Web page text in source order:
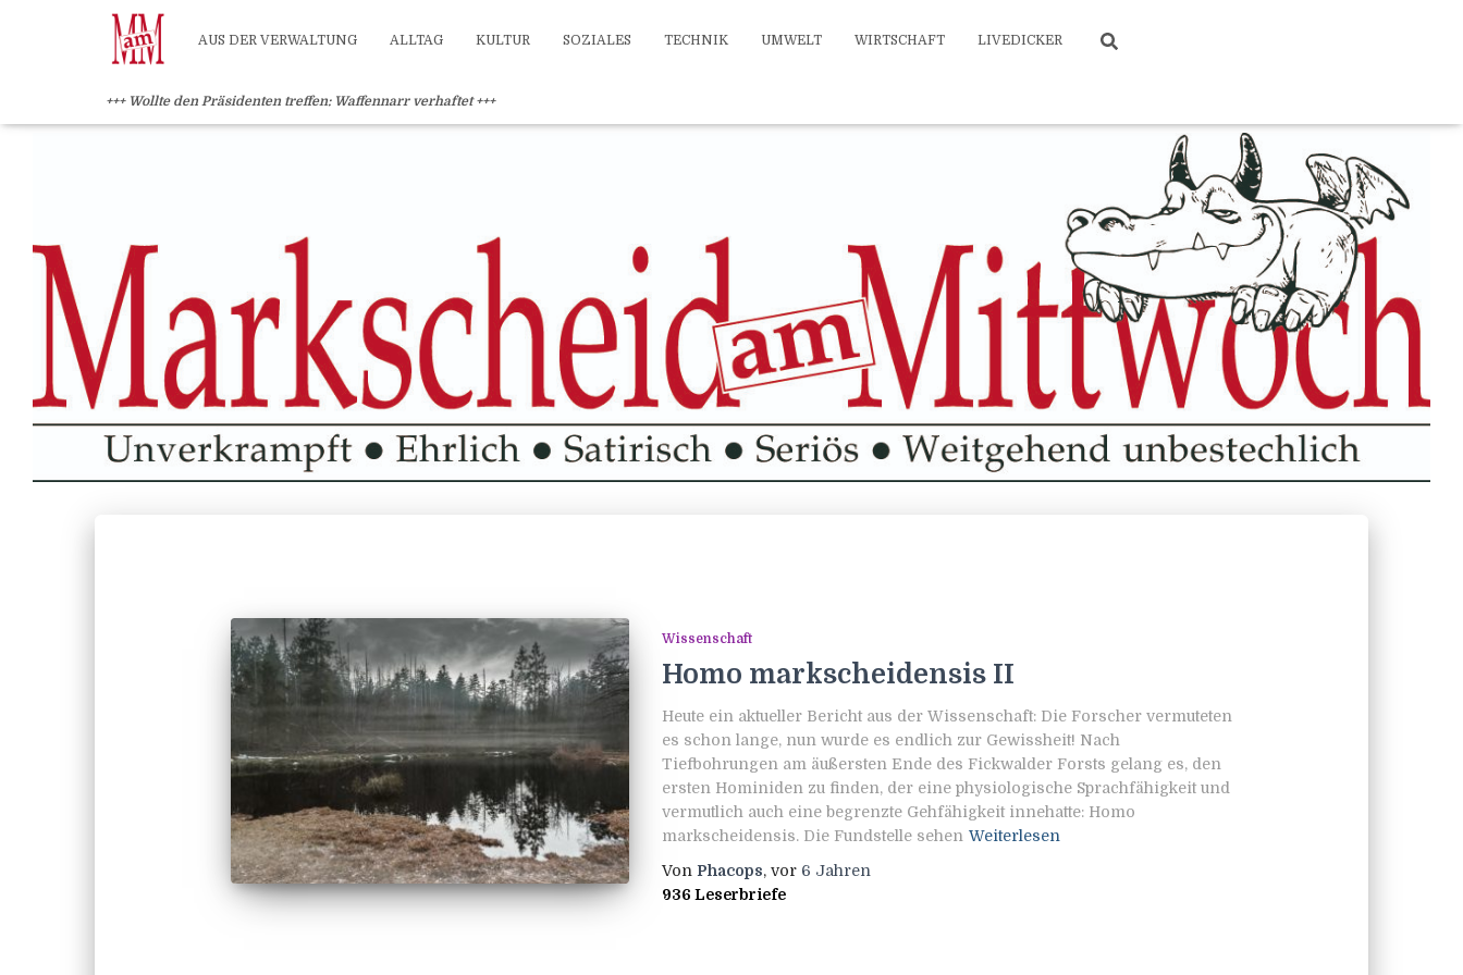
AUS DER VERWALTUNG ALLTAG KULTUR SOZIALES TECHNIK UMWELT WIRTSCHAFT LIVEDICKER
+++ Wollte den Präsidenten treffen: Waffennarr verhaftet +++
Wissenschaft
Homo markscheidensis II
Heute ein aktueller Bericht aus der Wissenschaft: Die Forscher vermuteten
es schon lange, nun wurde es endlich zur Gewissheit! Nach
Tiefbohrungen am äußersten Ende des Fickwalder Forsts gelang es, den
ersten Hominiden zu finden, der eine physiologische Sprachfähigkeit und
vermutlich auch eine begrenzte Gehfähigkeit innehatte: Homo
markscheidensis. Die Fundstelle sehen Weiterlesen
Von Phacops, vor 6 Jahren
936 Leserbriefe